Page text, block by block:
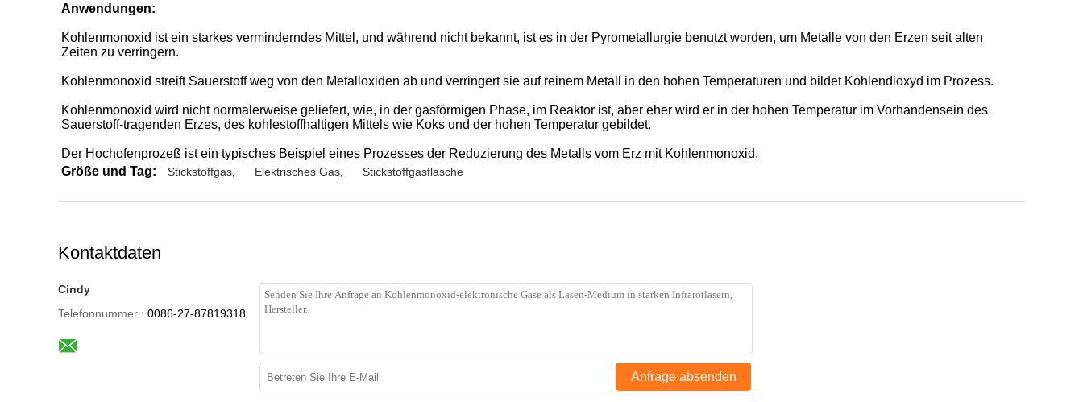
Anwendungen:
Kohlenmonoxid ist ein starkes verminderndes Mittel, und während nicht bekannt, ist es in der Pyrometallurgie benutzt worden, um Metalle von den Erzen seit alten
Zeiten zu verringern.
Kohlenmonoxid streift Sauerstoff weg von den Metalloxiden ab und verringert sie auf reinem Metall in den hohen Temperaturen und bildet Kohlendioxyd im Prozess.
Kohlenmonoxid wird nicht normalerweise geliefert, wie, in der gasförmigen Phase, im Reaktor ist, aber eher wird er in der hohen Temperatur im Vorhandensein des
Sauerstoff-tragenden Erzes, des kohlestoffhaltigen Mittels wie Koks und der hohen Temperatur gebildet.
Der Hochofenprozeß ist ein typisches Beispiel eines Prozesses der Reduzierung des Metalls vom Erz mit Kohlenmonoxid.
Größe und Tag:
Stickstoffgas Elektrisches Gas Stickstoffgasflasche
Kontaktdaten
Cindy
Telefonnummer : 0086-27-87819318
Anfrage absenden